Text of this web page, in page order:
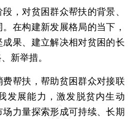
对贫困群众帮扶的背景、
在构建新发展格局的当下，
果、建立解决相对贫困的长
新举措。
帮扶，帮助贫困群众对接联
发展能力，激发脱贫内生动
力量探索形成可持续、长期